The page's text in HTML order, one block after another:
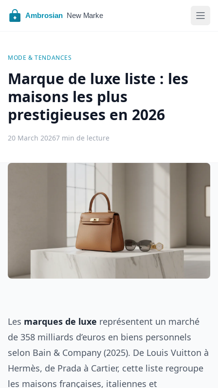
MODE & TENDANCES
Marque de luxe liste : les
maisons les plus
prestigieuses en 2026
20 March 20267 min de lecture
Les marques de luxe représentent un marché
de 358 milliards d’euros en biens personnels
selon Bain & Company (2025). De Louis Vuitton à
Hermès, de Prada à Cartier, cette liste regroupe
les maisons françaises, italiennes et